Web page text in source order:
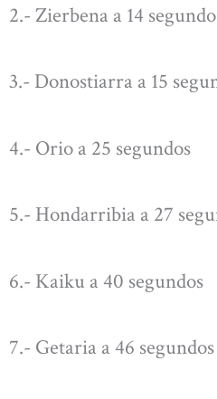
2.- Zierbena a 14
3.- Donostiarra a 15
4.- Orio a 25 segundos
5.- Hondarribia a 27
6.- Kaiku a 40 segundos
7.- Getaria a 46 segundos